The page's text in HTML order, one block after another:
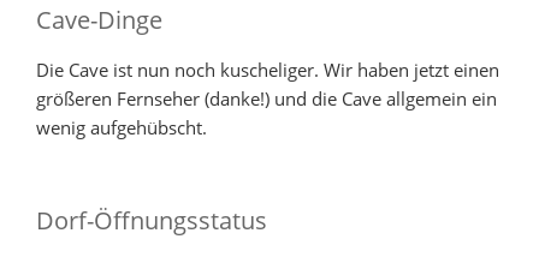
Cave-Dinge
Die Cave ist nun noch kuscheliger. Wir haben jetzt einen
größeren Fernseher (danke!) und die Cave allgemein ein
wenig aufgehübscht.
Dorf-Öffnungsstatus